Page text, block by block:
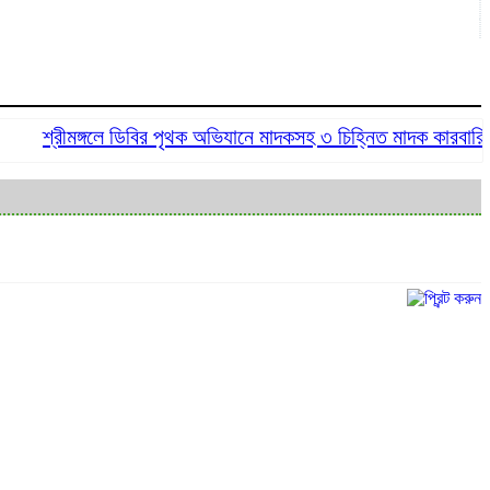
শ্রীমঙ্গলে ডিবির পৃথক অভিযানে মাদকসহ ৩ চিহ্নিত মাদক কারবারি